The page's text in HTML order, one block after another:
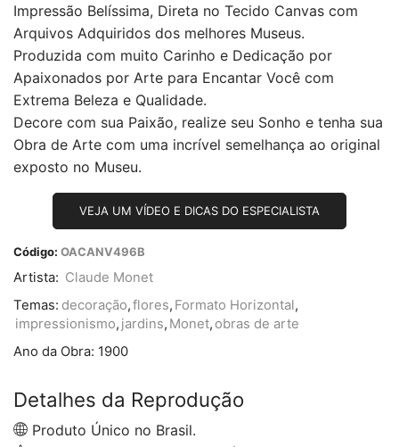
Impressão Belíssima, Direta no Tecido Canvas com
Arquivos Adquiridos dos melhores Museus.
Produzida com muito Carinho e Dedicação por
Apaixonados por Arte para Encantar Você com
Extrema Beleza e Qualidade.
Decore com sua Paixão, realize seu Sonho e tenha sua
Obra de Arte com uma incrível semelhança ao original
exposto no Museu.
VEJA UM VÍDEO E DICAS DO ESPECIALISTA
Código: OACANV496B
Artista: Claude Monet
Temas: decoração,flores, Formato Horizontal,
impressionismo, jardins, Monet, obras de arte
Ano da Obra: 1900
Detalhes da Reprodução
Produto Único no Brasil.